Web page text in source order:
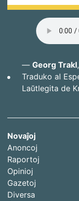
— Georg Trakl,
Traduko al
Laŭtlegita de
Novaĵoj
Anoncoj
Raportoj
Opinioj
Gazetoj
Diversa